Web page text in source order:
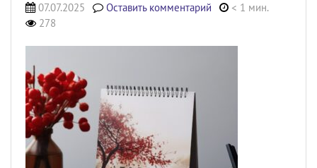
07.07.2025 Оставить комментарий
< 1 мин.
278